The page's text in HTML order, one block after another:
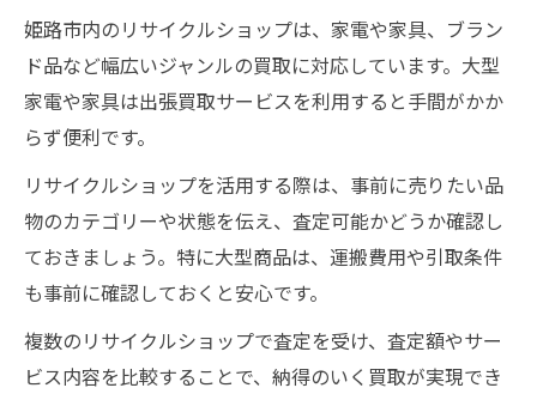
姫路市内のリサイクルショップは、家電や家具、ブラン
ド品など幅広いジャンルの買取に対応しています。大型
家電や家具は出張買取サービスを利用すると手間がかか
らず便利です。
リサイクルショップを活用する際は、事前に売りたい品
物のカテゴリーや状態を伝え、査定可能かどうか確認し
ておきましょう。特に大型商品は、運搬費用や引取条件
も事前に確認しておくと安心です。
複数のリサイクルショップで査定を受け、査定額やサー
ビス内容を比較することで、納得のいく買取が実現でき